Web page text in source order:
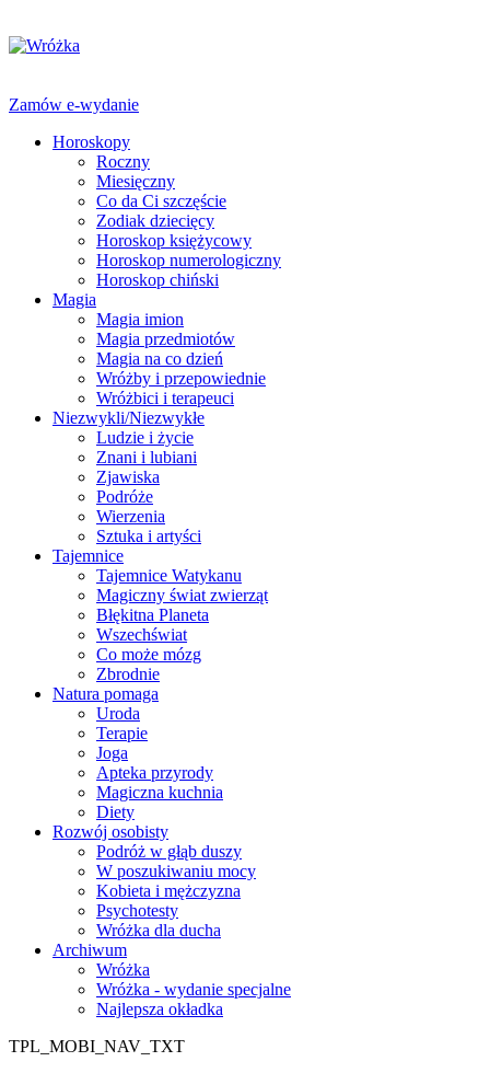
Zamów e-wydanie
Horoskopy
Roczny
Miesięczny
Co da Ci szczęście
Zodiak dziecięcy
Horoskop księżycowy
Horoskop numerologiczny
Horoskop chiński
Magia
Magia imion
Magia przedmiotów
Magia na co dzień
Wróżby i przepowiednie
Wróżbici i terapeuci
Niezwykli/Niezwykłe
Ludzie i życie
Znani i lubiani
Zjawiska
Podróże
Wierzenia
Sztuka i artyści
Tajemnice
Tajemnice Watykanu
Magiczny świat zwierząt
Błękitna Planeta
Wszechświat
Co może mózg
Zbrodnie
Natura pomaga
Uroda
Terapie
Joga
Apteka przyrody
Magiczna kuchnia
Diety
Rozwój osobisty
Podróż w głąb duszy
W poszukiwaniu mocy
Kobieta i mężczyzna
Psychotesty
Wróżka dla ducha
Archiwum
Wróżka
Wróżka - wydanie specjalne
Najlepsza okładka
TPL_MOBI_NAV_TXT